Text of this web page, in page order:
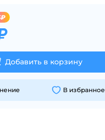
Добавить в корзину
В избранное